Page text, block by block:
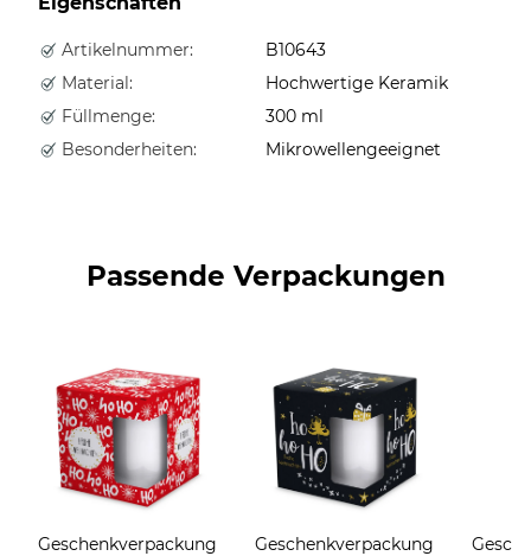
Artikelnummer:
B10643
Material:
Hochwertige Keramik
Füllmenge:
300 ml
Besonderheiten:
Mikrowellengeeignet
Passende Verpackungen
Geschenkverpackung
Geschenkverpackung